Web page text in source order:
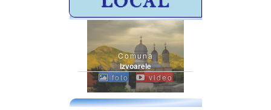
Comuna
Izvoarele
foto video